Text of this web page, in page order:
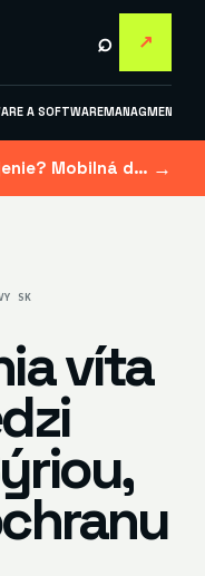
⌕ ↗
A SOFTWAREMANAGMENT A
Ako si uľahčiť každodenné dojenie? Mobilná dojačka šetrí čas aj námahu →
SK
víta